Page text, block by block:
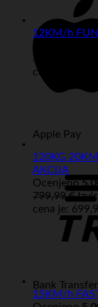
Apple Pay
Bank Transfer
12KM/h
159,99
cena je:
120KG
AKCIJA
Ocenjeno
799,99€
cena je:
15KM/h